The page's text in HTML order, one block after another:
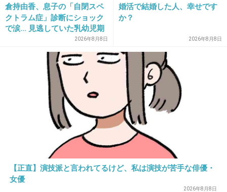
14. 匿名2012/12/02(日) 22:19:23
期待しすぎただけかもしれないが。
(来年、２も公開されるようですし)
内容が安っぽい。
前半にくらべ後半のまとめ方がお粗末。
見終わってがっかりした。
松田龍平が生かしきれてない。
唯一、高嶋政伸の怪演が良かった。
+9
15. 匿名2012/12/02(日) 22:20:22
呪怨
倉持由香、息子の「自閉スペ
クトラム症」診断にショック
で涙… 見逃していた乳幼児期
2026年8月8日
婚活で結婚した人、幸せです
か？
2026年8月8日
【正直】演技派と言われてるけど、私は演技が苦手な俳優・
女優
2026年8月8日